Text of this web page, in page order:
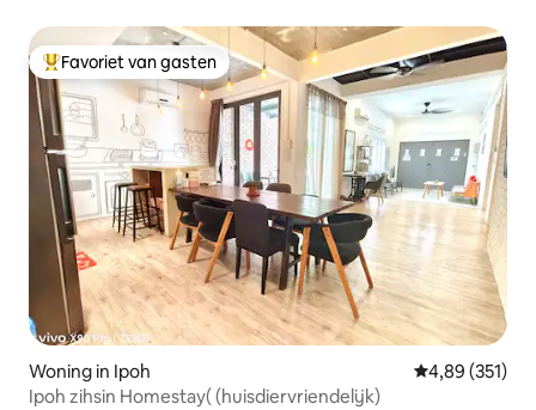
Topfavoriet van gasten
Favoriet van gasten
Woning in Ipoh Gemiddelde
4,89 (351)
Ipoh zihsin Homestay( (huisdiervriendelijk)